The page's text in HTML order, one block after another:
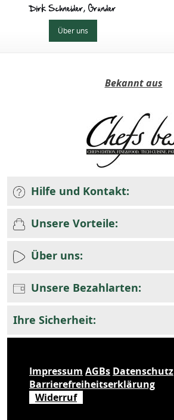
Dirk Schneider, Gründer
Über uns
Bekannt aus
Hilfe und Kontakt:
Unsere Vorteile:
Über uns:
Unsere Bezahlarten:
Ihre Sicherheit:
Impressum AGBs Datenschutz
Barrierefreiheitserklärung
Widerruf